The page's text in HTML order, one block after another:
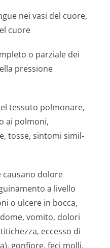
nei vasi del cuore,
cuore
o parziale dei
pressione
tessuto polmonare,
ai polmoni,
tosse, sintomi simil-
causano dolore
a livello
o ulcere in bocca,
vomito, dolori
eccesso di
gonfiore, feci molli,